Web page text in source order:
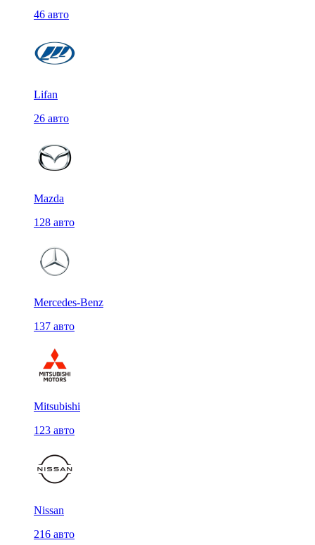
46 авто
Lifan
26 авто
Mazda
128 авто
Mercedes-Benz
137 авто
Mitsubishi
123 авто
Nissan
216 авто